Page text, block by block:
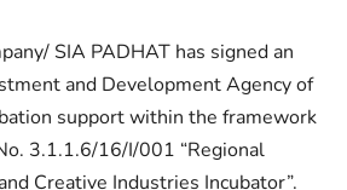
SIA PADHAT has signed an
and Development Agency of
support within the framework
3.1.1.6/16/I/001 “Regional
Creative Industries Incubator”.